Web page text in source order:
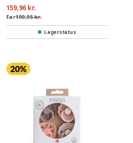
159,96 kr.
Før199,95 kr.
Lagerstatus